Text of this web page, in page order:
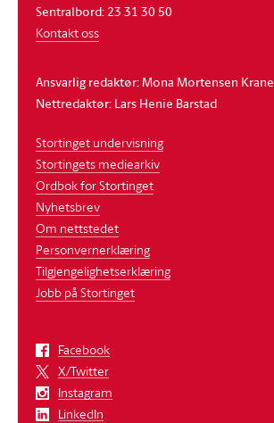
Sentralbord: 23 31 30 50
Kontakt oss
Ansvarlig redaktør: Mona Mortensen Krane
Nettredaktør: Lars Henie Barstad
Stortinget undervisning
Stortingets mediearkiv
Ordbok for Stortinget
Nyhetsbrev
Om nettstedet
Personvernerklæring
Tilgjengelighetserklæring
Jobb på Stortinget
Facebook
X/Twitter
Instagram
LinkedIn